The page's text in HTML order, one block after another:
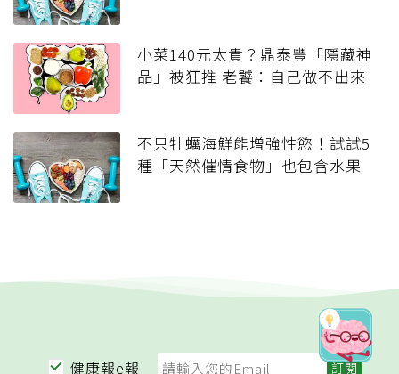
小菜140元太貴？鼎泰豐「隱藏神
品」被狂推 老饕：自己做不出來
不只牡蠣海鮮能增強性慾！試試5
種「天然催情食物」也包含水果
健康報e報